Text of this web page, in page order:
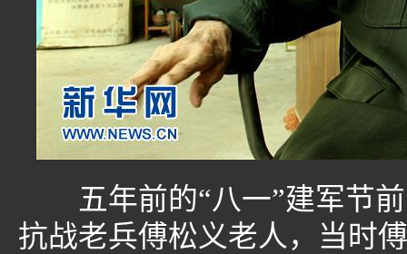
五年前的“八一”建军节前
抗战老兵傅松义老人，当时